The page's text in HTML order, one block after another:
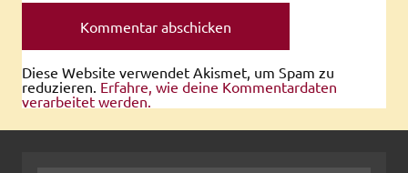
Diese Website verwendet Akismet, um Spam zu
reduzieren. Erfahre, wie deine Kommentardaten
verarbeitet werden.